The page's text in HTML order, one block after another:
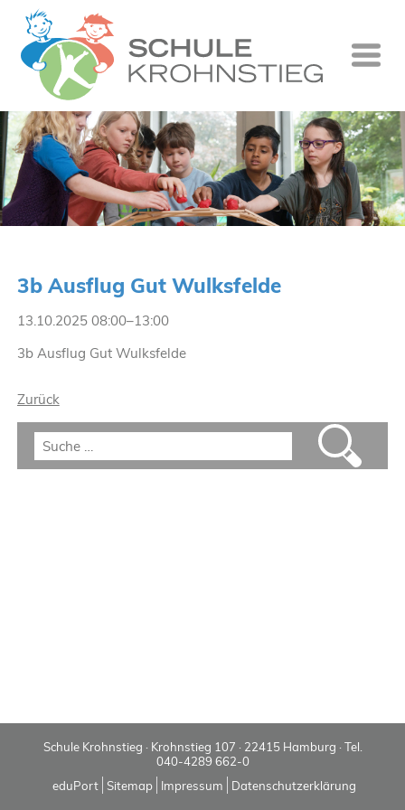
3b Ausflug Gut Wulksfelde
13.10.2025 08:00–13:00
3b Ausflug Gut Wulksfelde
Zurück
Schule Krohnstieg · Krohnstieg 107 · 22415 Hamburg · Tel.
040-4289 662-0
eduPort Sitemap Impressum Datenschutzerklärung
Startseite
Wer wir
Was wir
Ganztag